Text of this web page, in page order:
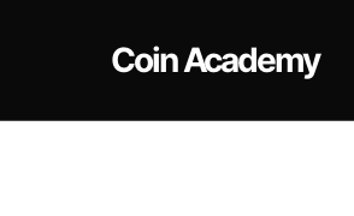
Coin Academy